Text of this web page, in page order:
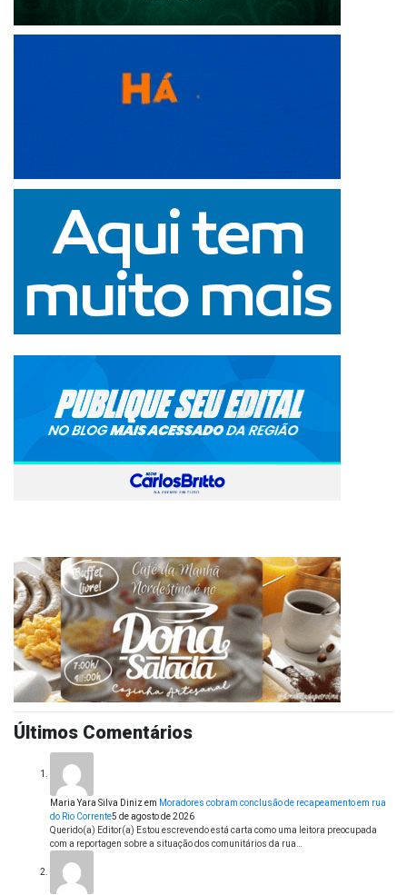
Últimos Comentários
Maria Yara Silva Diniz em Moradores cobram conclusão de recapeamento em rua
do Rio Corrente5 de agosto de 2026
Querido(a) Editor(a) Estou escrevendo está carta como uma leitora preocupada
com a reportagen sobre a situação dos comunitários da rua…